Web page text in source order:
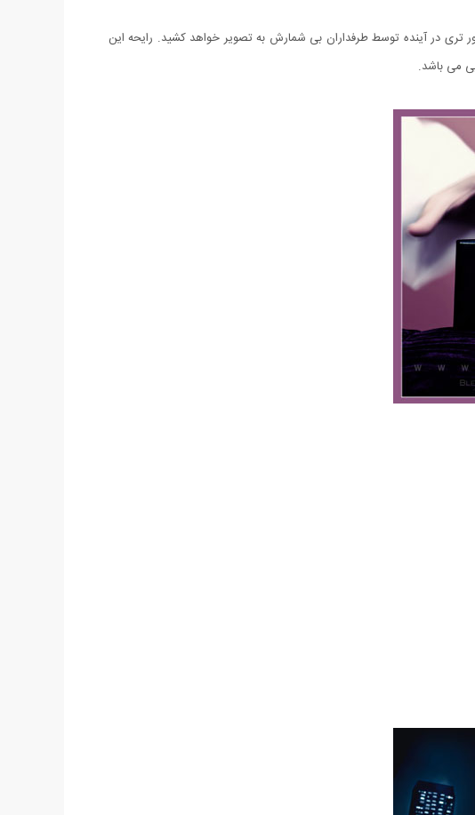
تری در آینده توسط طرفداران بی شمارش به تصویر خواهد کشید. رایحه این
می باشد.